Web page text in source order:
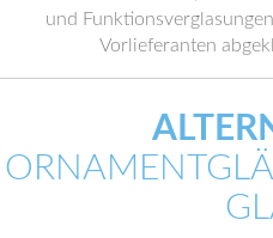
und
Vorlieferanten